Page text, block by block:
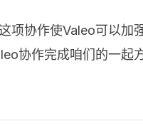
项协作使Valeo可以
协作完成咱们的一